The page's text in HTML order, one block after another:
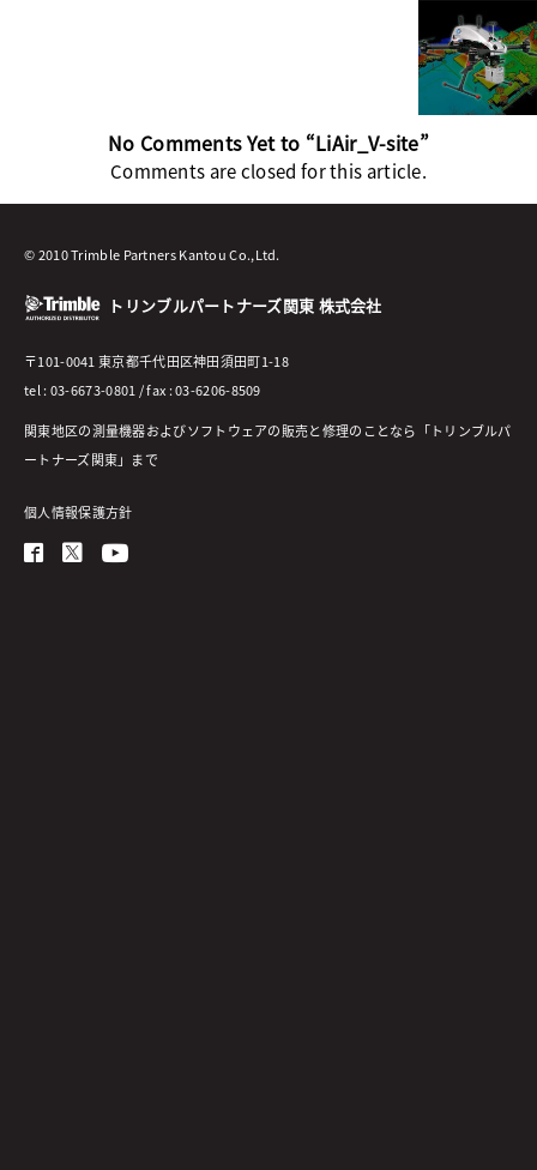
No Comments Yet to “LiAir_V-site”
Comments are closed for this article.
© 2010 Trimble Partners Kantou Co.,Ltd.
トリンブルパートナーズ関東 株式会社
〒101-0041 東京都千代田区神田須田町1-18
tel : 03-6673-0801 / fax : 03-6206-8509
関東地区の測量機器およびソフトウェアの販売と修理のことなら「トリンブルパ
ートナーズ関東」まで
個人情報保護方針